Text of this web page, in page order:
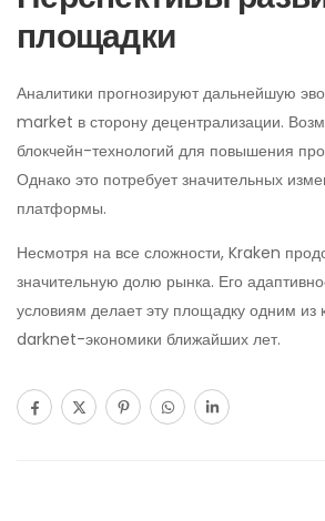
площадки
Аналитики прогнозируют дальнейшую
market в сторону децентрализации.
блокчейн-технологий для повышения
Однако это потребует значительных
платформы.
Несмотря на все сложности, Kraken
значительную долю рынка. Его
условиям делает эту площадку одним из
darknet-экономики ближайших лет.